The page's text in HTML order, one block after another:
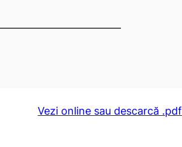
Vezi online sau descarcă .pdf